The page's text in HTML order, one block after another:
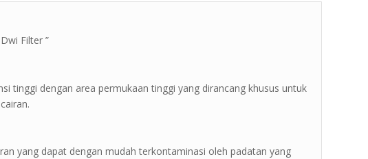
Filter ”
tinggi dengan area permukaan tinggi yang dirancang khusus untuk
yang dapat dengan mudah terkontaminasi oleh padatan yang